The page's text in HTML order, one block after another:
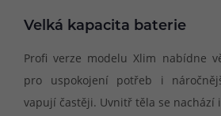
Velká kapacita baterie
Profi verze modelu Xlim nabídne
pro uspokojení potřeb i
vapují častěji. Uvnitř těla se nachází